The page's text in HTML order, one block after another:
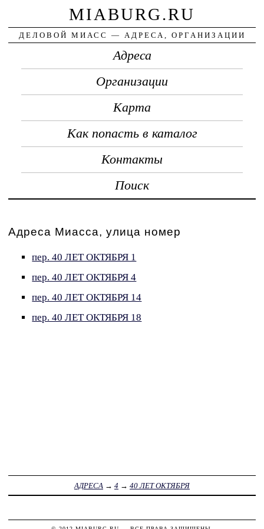
MIABURG.RU
ДЕЛОВОЙ МИАСС — АДРЕСА, ОРГАНИЗАЦИИ
Адреса
Организации
Карта
Как попасть в каталог
Контакты
Поиск
Адреса Миасса, улица номер
пер. 40 ЛЕТ ОКТЯБРЯ 1
пер. 40 ЛЕТ ОКТЯБРЯ 4
пер. 40 ЛЕТ ОКТЯБРЯ 14
пер. 40 ЛЕТ ОКТЯБРЯ 18
АДРЕСА → 4 → 40 ЛЕТ ОКТЯБРЯ